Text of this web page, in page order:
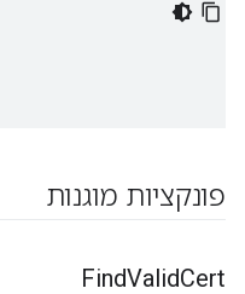
פונקציות מוגנות
FindValidCert